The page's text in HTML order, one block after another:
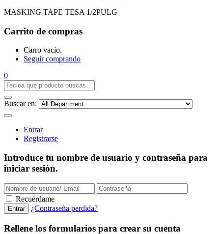
MASKING TAPE TESA 1/2PULG
Carrito de compras
Carro vacío.
Seguir comprando
0
Buscar en:
Entrar
Registrarse
Introduce tu nombre de usuario y contraseña para
iniciar sesión.
Recuérdame
¿Contraseña perdida?
Rellene los formularios para crear su cuenta